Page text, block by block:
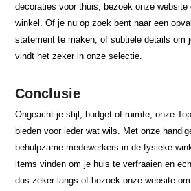
decoraties voor thuis, bezoek onze
winkel. Of je nu op zoek bent naar een
statement te maken, of subtiele details om
vindt het zeker in onze selectie.
Conclusie
Ongeacht je stijl, budget of ruimte, onze
bieden voor ieder wat wils. Met onze
behulpzame medewerkers in de fysieke
items vinden om je huis te verfraaien en
dus zeker langs of bezoek onze website